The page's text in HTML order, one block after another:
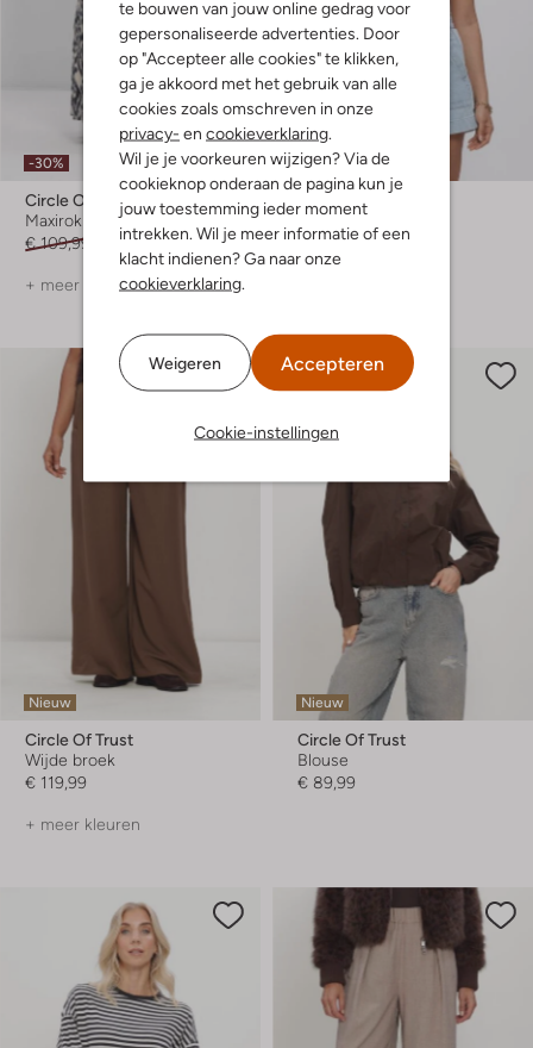
te bouwen van jouw online gedrag voor
gepersonaliseerde advertenties. Door
op "Accepteer alle cookies" te klikken,
ga je akkoord met het gebruik van alle
cookies zoals omschreven in onze
privacy- en cookieverklaring.
Wil je je voorkeuren wijzigen? Via de
cookieknop onderaan de pagina kun je
jouw toestemming ieder moment
intrekken. Wil je meer informatie of een
klacht indienen? Ga naar onze
cookieverklaring.
Weigeren Accepteren
Cookie-instellingen
-30%
Circle Of Trust
Maxirok
€ 109,99
€ 76,99
+ meer kleuren
Circle Of Trust
Top
€ 49,99
Nieuw
Circle Of Trust
Wijde broek
€ 119,99
+ meer kleuren
Nieuw
Circle Of Trust
Blouse
€ 89,99